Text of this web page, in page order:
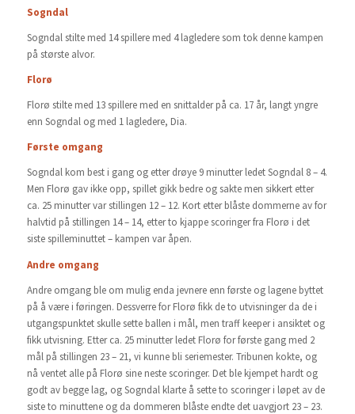
Sogndal
Sogndal stilte med 14 spillere med 4 lagledere som tok denne kampen
på største alvor.
Florø
Florø stilte med 13 spillere med en snittalder på ca. 17 år, langt yngre
enn Sogndal og med 1 lagledere, Dia.
Første omgang
Sogndal kom best i gang og etter drøye 9 minutter ledet Sogndal 8 – 4.
Men Florø gav ikke opp, spillet gikk bedre og sakte men sikkert etter
ca. 25 minutter var stillingen 12 – 12. Kort etter blåste dommerne av for
halvtid på stillingen 14 – 14, etter to kjappe scoringer fra Florø i det
siste spilleminuttet – kampen var åpen.
Andre omgang
Andre omgang ble om mulig enda jevnere enn første og lagene byttet
på å være i føringen. Dessverre for Florø fikk de to utvisninger da de i
utgangspunktet skulle sette ballen i mål, men traff keeper i ansiktet og
fikk utvisning. Etter ca. 25 minutter ledet Florø for første gang med 2
mål på stillingen 23 – 21, vi kunne bli seriemester. Tribunen kokte, og
nå ventet alle på Florø sine neste scoringer. Det ble kjempet hardt og
godt av begge lag, og Sogndal klarte å sette to scoringer i løpet av de
siste to minuttene og da dommeren blåste endte det uavgjort 23 – 23.